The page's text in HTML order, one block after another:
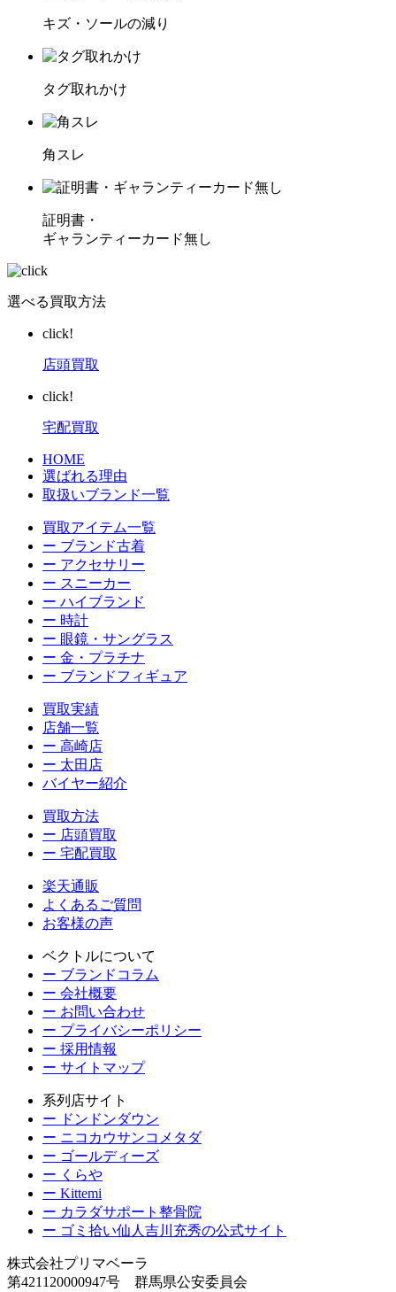
キズ・ソールの減り
タグ取れかけ
角スレ
証明書・
ギャランティーカード無し
選べる買取方法
click!
店頭買取
click!
宅配買取
HOME
選ばれる理由
取扱いブランド一覧
買取アイテム一覧
ー ブランド古着
ー アクセサリー
ー スニーカー
ー ハイブランド
ー 時計
ー 眼鏡・サングラス
ー 金・プラチナ
ー ブランドフィギュア
買取実績
店舗一覧
ー 高崎店
ー 太田店
バイヤー紹介
買取方法
ー 店頭買取
ー 宅配買取
楽天通販
よくあるご質問
お客様の声
ベクトルについて
ー ブランドコラム
ー 会社概要
ー お問い合わせ
ー プライバシーポリシー
ー 採用情報
ー サイトマップ
系列店サイト
ー ドンドンダウン
ー ニコカウサンコメタダ
ー ゴールディーズ
ー くらや
ー Kittemi
ー カラダサポート整骨院
ー ゴミ拾い仙人吉川充秀の公式サイト
株式会社プリマベーラ
第421120000947号 群馬県公安委員会